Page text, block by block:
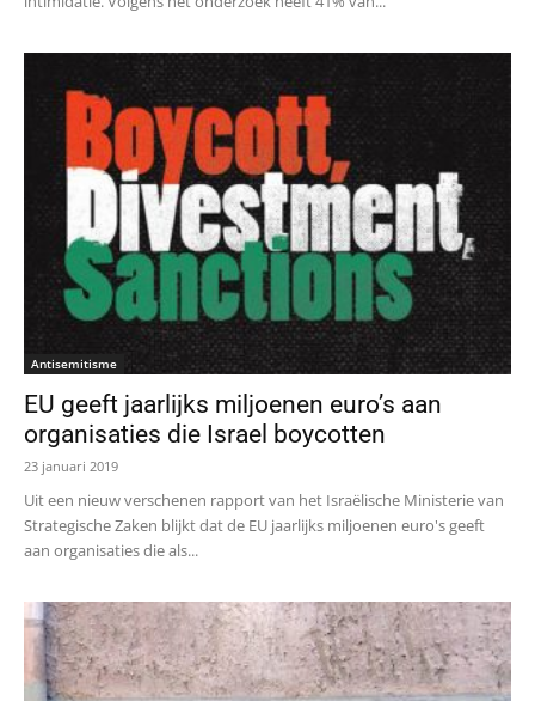
Antisemitisme
EU geeft jaarlijks miljoenen euro’s aan
organisaties die Israel boycotten
23 januari 2019
Uit een nieuw verschenen rapport van het Israëlische Ministerie van
Strategische Zaken blijkt dat de EU jaarlijks miljoenen euro's geeft
aan organisaties die als...